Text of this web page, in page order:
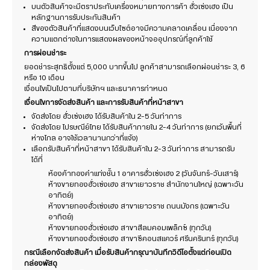
บนตัวสินค้าจะมีตราประทับเครื่องหมายทางการค้า ฮั่วเซ่งเฮง เป็น
หลักฐานการรับประกันสินค้า
สีของตัวสินค้าที่แสดงบนเว็บไซต์อาจมีความคลาดเคลื่อน เนื่องจาก
ความแตกต่างในการแสดงผลของหน้าจออุปกรณ์ที่ลูกค้าใช้
การผ่อนชำระ
ยอดชำระสุทธิตั้งแต่ 5,000 บาทขึ้นไป ลูกค้าสามารถเลือกผ่อนชำระ 3, 6
หรือ 10 เดือน
เงื่อนไขเป็นไปตามที่บริษัทฯ และธนาคารกำหนด
เงื่อนไขการจัดส่งสินค้า และการรับสินค้าที่หน้าสาขา
จัดส่งโดย ฮั่วเซ่งเฮง ได้รับสินค้าใน 2-5 วันทำการ
จัดส่งโดย ไปรษณีย์ไทย ได้รับสินค้าภายใน 2-4 วันทำการ (ยกเว้นพื้นที่
ห่างไกล อาจใช้เวลานานกว่าที่แจ้ง)
เลือกรับสินค้าที่หน้าสาขา ได้รับสินค้าใน 2-3 วันทำการ สามารถรับ
ได้ที่
ห้องค้าทองคำแท่งชั้น 1 อาคารฮั่วเซ่งเฮง 2 (วันจันทร์-วันเสาร์)
ห้างขายทองฮั่วเซ่งเฮง สาขาเยาวราช สำนักงานใหญ่ (เฉพาะวัน
อาทิตย์)
ห้างขายทองฮั่วเซ่งเฮง สาขาเยาวราช ถนนมังกร (เฉพาะวัน
อาทิตย์)
ห้างขายทองฮั่วเซ่งเฮง สาขาสีลมคอมเพล็กซ์ (ทุกวัน)
ห้างขายทองฮั่วเซ่งเฮง สาขาซีคอนสแควร์ ศรีนครินทร์ (ทุกวัน)
กรณีเลือกจัดส่งสินค้า เมื่อรับสินค้ากรุณาบันทึกวิดีโอตั้งแต่ก่อนเปิด
กล่องพัสดุ